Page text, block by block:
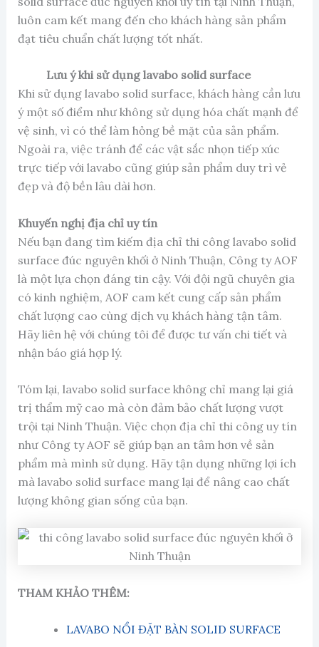
luôn cam kết mang đến cho khách hàng sản phẩm
đạt tiêu chuẩn chất lượng tốt nhất.
Lưu ý khi sử dụng lavabo solid surface
Khi sử dụng lavabo solid surface, khách hàng cần lưu
ý một số điểm như không sử dụng hóa chất mạnh để
vệ sinh, vì có thể làm hỏng bề mặt của sản phẩm.
Ngoài ra, việc tránh để các vật sắc nhọn tiếp xúc
trực tiếp với lavabo cũng giúp sản phẩm duy trì vẻ
đẹp và độ bền lâu dài hơn.
Khuyến nghị địa chỉ uy tín
Nếu bạn đang tìm kiếm địa chỉ thi công lavabo solid
surface đúc nguyên khối ở Ninh Thuận, Công ty AOF
là một lựa chọn đáng tin cậy. Với đội ngũ chuyên gia
có kinh nghiệm, AOF cam kết cung cấp sản phẩm
chất lượng cao cùng dịch vụ khách hàng tận tâm.
Hãy liên hệ với chúng tôi để được tư vấn chi tiết và
nhận báo giá hợp lý.
Tóm lại, lavabo solid surface không chỉ mang lại giá
trị thẩm mỹ cao mà còn đảm bảo chất lượng vượt
trội tại Ninh Thuận. Việc chọn địa chỉ thi công uy tín
như Công ty AOF sẽ giúp bạn an tâm hơn về sản
phẩm mà mình sử dụng. Hãy tận dụng những lợi ích
mà lavabo solid surface mang lại để nâng cao chất
lượng không gian sống của bạn.
THAM KHẢO THÊM:
LAVABO NỔI ĐẶT BÀN SOLID SURFACE